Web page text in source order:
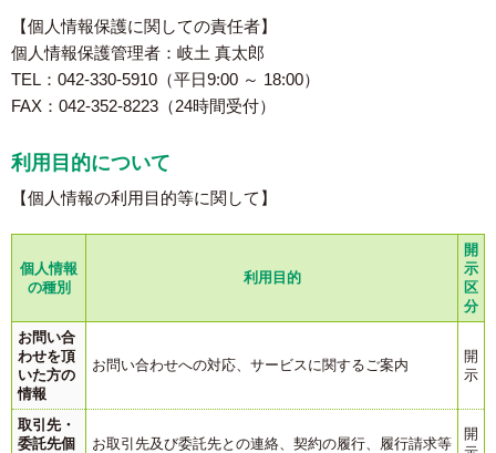
【個人情報保護に関しての責任者】
個人情報保護管理者：岐土 真太郎
TEL：042-330-5910（平日9:00 ～ 18:00）
FAX：042-352-8223（24時間受付）
利用目的について
【個人情報の利用目的等に関して】
個人情報
の種別
利用目的
開
示
区
分
お問い合
わせを頂
いた方の
情報
お問い合わせへの対応、サービスに関するご案内
開
示
取引先・
委託先個
お取引先及び委託先との連絡、契約の履行、履行請求等
開